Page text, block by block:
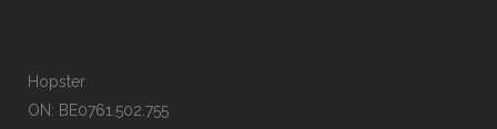
Hopster
ON: BE0761.502.755